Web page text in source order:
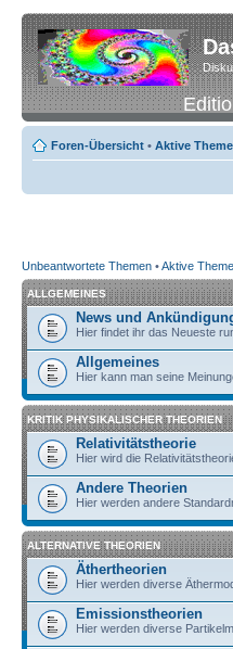
Foren-Übersicht • Aktive
Unbeantwortete Themen •Aktive
ALLGEMEINES
News und
Hier findet ihr das Neueste
Allgemeines
Hier kann man seine
KRITIK PHYSIKALISCHER THEORIEN
Relativitätstheorie
Hier wird die
Andere Theorien
Hier werden andere
ALTERNATIVE THEORIEN
Äthertheorien
Hier werden diverse
Emissionstheorien
Hier werden diverse